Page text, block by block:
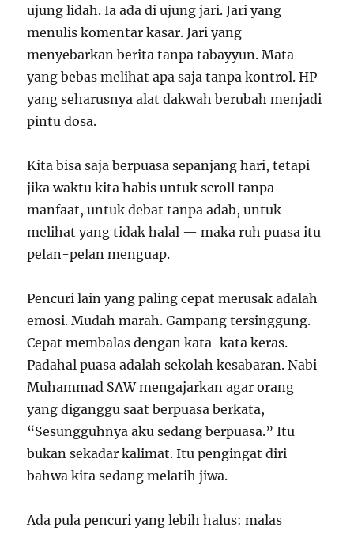
ujung lidah. Ia ada di ujung jari. Jari yang
menulis komentar kasar. Jari yang
menyebarkan berita tanpa tabayyun. Mata
yang bebas melihat apa saja tanpa kontrol. HP
yang seharusnya alat dakwah berubah menjadi
pintu dosa.
Kita bisa saja berpuasa sepanjang hari, tetapi
jika waktu kita habis untuk scroll tanpa
manfaat, untuk debat tanpa adab, untuk
melihat yang tidak halal — maka ruh puasa itu
pelan-pelan menguap.
Pencuri lain yang paling cepat merusak adalah
emosi. Mudah marah. Gampang tersinggung.
Cepat membalas dengan kata-kata keras.
Padahal puasa adalah sekolah kesabaran. Nabi
Muhammad SAW mengajarkan agar orang
yang diganggu saat berpuasa berkata,
“Sesungguhnya aku sedang berpuasa.” Itu
bukan sekadar kalimat. Itu pengingat diri
bahwa kita sedang melatih jiwa.
Ada pula pencuri yang lebih halus: malas